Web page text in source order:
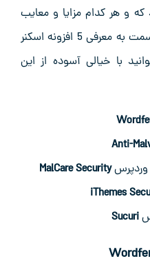
و هر کدام مزایا و معایب
خاص خود را دارند. ما در این قسمت به معرفی 5 افزونه اسکنر
با خیالی آسوده از این
Anti-
وردپرسMalCare Security
iThemes
Sucuri